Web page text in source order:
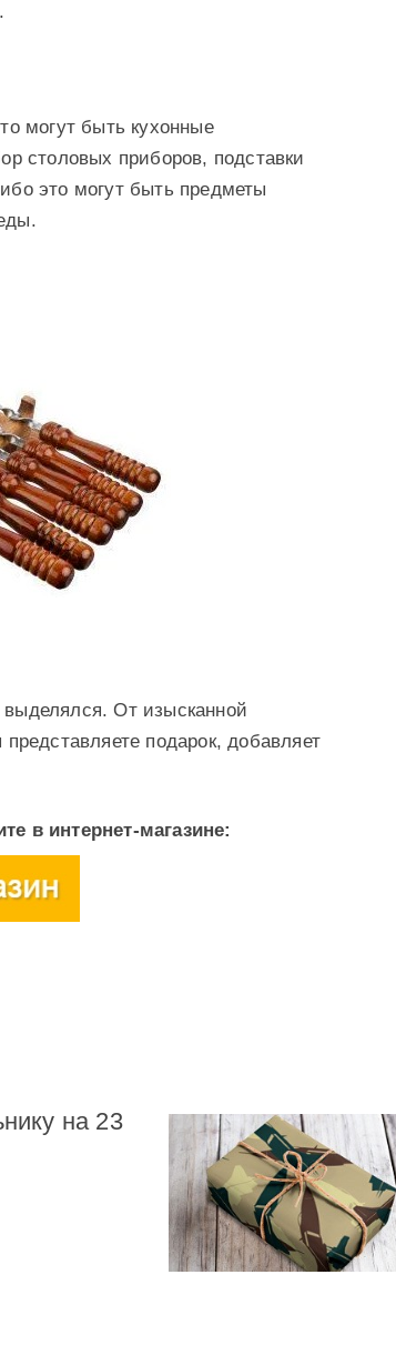
могут быть кухонные
столовых приборов, подставки
это могут быть предметы
От изысканной
подарок, добавляет
в интернет-магазине:
на 23